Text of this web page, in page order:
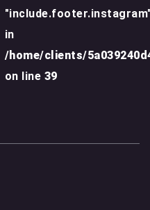
in
/home/clients/
on line 39